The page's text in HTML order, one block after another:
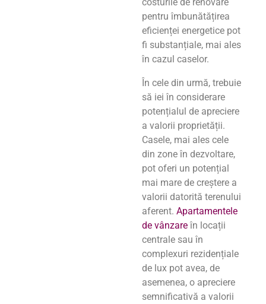
pentru îmbunătățirea
eficienței energetice pot
fi substanțiale, mai ales
în cazul caselor.
În cele din urmă, trebuie
să iei în considerare
potențialul de apreciere
a valorii proprietății.
Casele, mai ales cele
din zone în dezvoltare,
pot oferi un potențial
mai mare de creștere a
valorii datorită terenului
aferent. Apartamentele
de vânzareîn locații
centrale sau în
complexuri rezidențiale
de lux pot avea, de
asemenea, o apreciere
semnificativă a valorii